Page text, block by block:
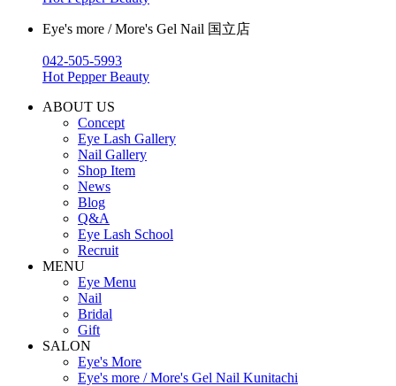
Eye's more / More's Gel Nail 国立店
042-505-5993
Hot Pepper Beauty
ABOUT US
Concept
Eye Lash Gallery
Nail Gallery
Shop Item
News
Blog
Q&A
Eye Lash School
Recruit
MENU
Eye Menu
Nail
Bridal
Gift
SALON
Eye's More
Eye's more / More's Gel Nail Kunitachi